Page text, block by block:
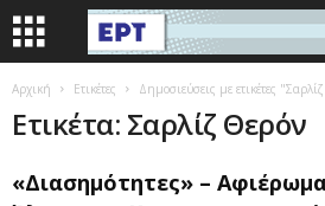
Αρχική Ετικέτες Δημοσιεύσεις με ετικέτες
Ετικέτα: Σαρλίζ Θερόν
«Διασημότητες» –